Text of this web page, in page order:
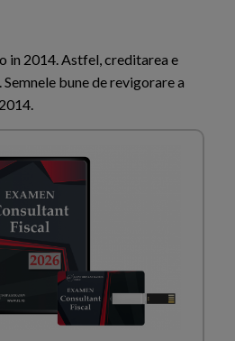
in 2014. Astfel, creditarea e
bune de revigorare a